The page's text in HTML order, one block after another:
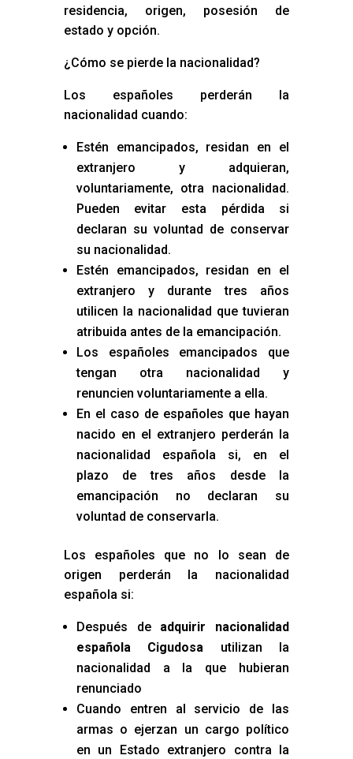
residencia, origen, posesión de
estado y opción.
¿Cómo se pierde la nacionalidad?
Los españoles perderán la
nacionalidad cuando:
Estén emancipados, residan en el
extranjero y adquieran,
voluntariamente, otra nacionalidad.
Pueden evitar esta pérdida si
declaran su voluntad de conservar
su nacionalidad.
Estén emancipados, residan en el
extranjero y durante tres años
utilicen la nacionalidad que tuvieran
atribuida antes de la emancipación.
Los españoles emancipados que
tengan otra nacionalidad y
renuncien voluntariamente a ella.
En el caso de españoles que hayan
nacido en el extranjero perderán la
nacionalidad española si, en el
plazo de tres años desde la
emancipación no declaran su
voluntad de conservarla.
Los españoles que no lo sean de
origen perderán la nacionalidad
española si:
Después de adquirir nacionalidad
española Cigudosa utilizan la
nacionalidad a la que hubieran
renunciado
Cuando entren al servicio de las
armas o ejerzan un cargo político
en un Estado extranjero contra la